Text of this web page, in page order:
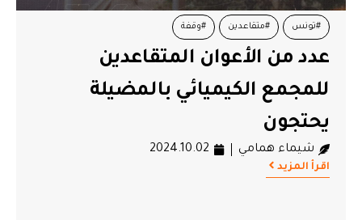
#تونس #متقاعدين #وقفة
عدد من الأعوان المتقاعدين
للمجمع الكيميائي بالمضيلة
يحتجون
شيماء همامي 2024.10.02
اقرأ المزيد